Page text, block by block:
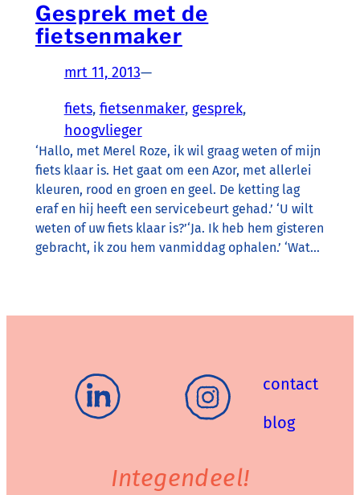
Gesprek met de
fietsenmaker
mrt 11, 2013—
fiets, fietsenmaker, gesprek,
hoogvlieger
‘Hallo, met Merel Roze, ik wil graag weten of mijn
fiets klaar is. Het gaat om een Azor, met allerlei
kleuren, rood en groen en geel. De ketting lag
eraf en hij heeft een servicebeurt gehad.’ ‘U wilt
weten of uw fiets klaar is?’‘Ja. Ik heb hem gisteren
gebracht, ik zou hem vanmiddag ophalen.’ ‘Wat…
contact
blog
Integendeel!